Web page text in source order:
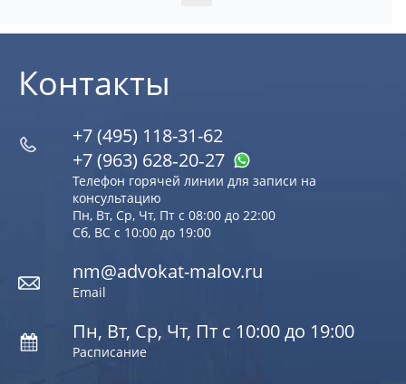
Контакты
+7 (495) 118-31-62
+7 (963) 628‑20‑27
Телефон горячей линии для записи на
консультацию
Пн, Вт, Ср, Чт, Пт с 08:00 до 22:00
Сб, ВС с 10:00 до 19:00
nm@advokat-malov.ru
Email
Пн, Вт, Ср, Чт, Пт с 10:00 до 19:00
Расписание